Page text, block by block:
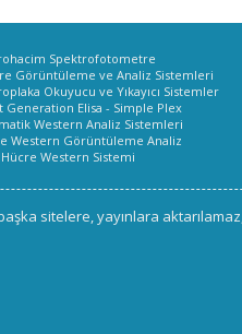
Spektrofotometre
Görüntüleme ve Analiz Sistemleri
Okuyucu ve Yıkayıcı Sistemler
Generation Elisa - Simple Plex
Western Analiz Sistemleri
Western Görüntüleme Analiz
Western Sistemi
sitelere, yayınlara